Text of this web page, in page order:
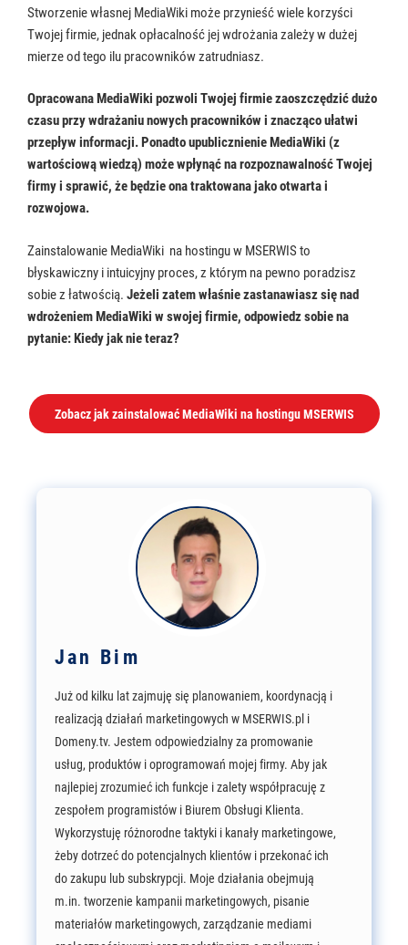
Stworzenie własnej MediaWiki może przynieść wiele korzyści
Twojej firmie, jednak opłacalność jej wdrożania zależy w dużej
mierze od tego ilu pracowników zatrudniasz.
Opracowana MediaWiki pozwoli Twojej firmie zaoszczędzić dużo
czasu przy wdrażaniu nowych pracowników i znacząco ułatwi
przepływ informacji. Ponadto upublicznienie MediaWiki (z
wartościową wiedzą) może wpłynąć na rozpoznawalność Twojej
firmy i sprawić, że będzie ona traktowana jako otwarta i
rozwojowa.
Zainstalowanie MediaWiki na hostingu w MSERWIS to
błyskawiczny i intuicyjny proces, z którym na pewno poradzisz
sobie z łatwością. Jeżeli zatem właśnie zastanawiasz się nad
wdrożeniem MediaWiki w swojej firmie, odpowiedz sobie na
pytanie: Kiedy jak nie teraz?
Zobacz jak zainstalować MediaWiki na hostingu MSERWIS
Jan Bim
Już od kilku lat zajmuję się planowaniem, koordynacją i
realizacją działań marketingowych w MSERWIS.pl i
Domeny.tv. Jestem odpowiedzialny za promowanie
usług, produktów i oprogramowań mojej firmy. Aby jak
najlepiej zrozumieć ich funkcje i zalety współpracuję z
zespołem programistów i Biurem Obsługi Klienta.
Wykorzystuję różnorodne taktyki i kanały marketingowe,
żeby dotrzeć do potencjalnych klientów i przekonać ich
do zakupu lub subskrypcji. Moje działania obejmują
m.in. tworzenie kampanii marketingowych, pisanie
materiałów marketingowych, zarządzanie mediami